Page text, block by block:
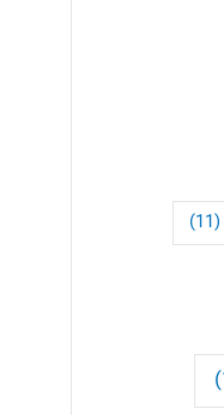
(11)